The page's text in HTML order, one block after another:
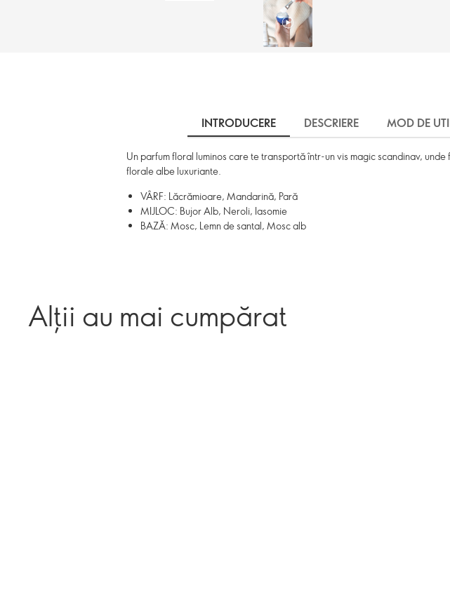
INTRODUCERE DESCRIERE MOD DE
Un parfum floral luminos care te transportă într-un vis magic scandinav,
florale albe luxuriante.
VÂRF: Lăcrămioare, Mandarină, Pară
MIJLOC: Bujor Alb, Neroli, Iasomie
BAZĂ: Mosc, Lemn de santal, Mosc alb
Alții au mai cumpărat